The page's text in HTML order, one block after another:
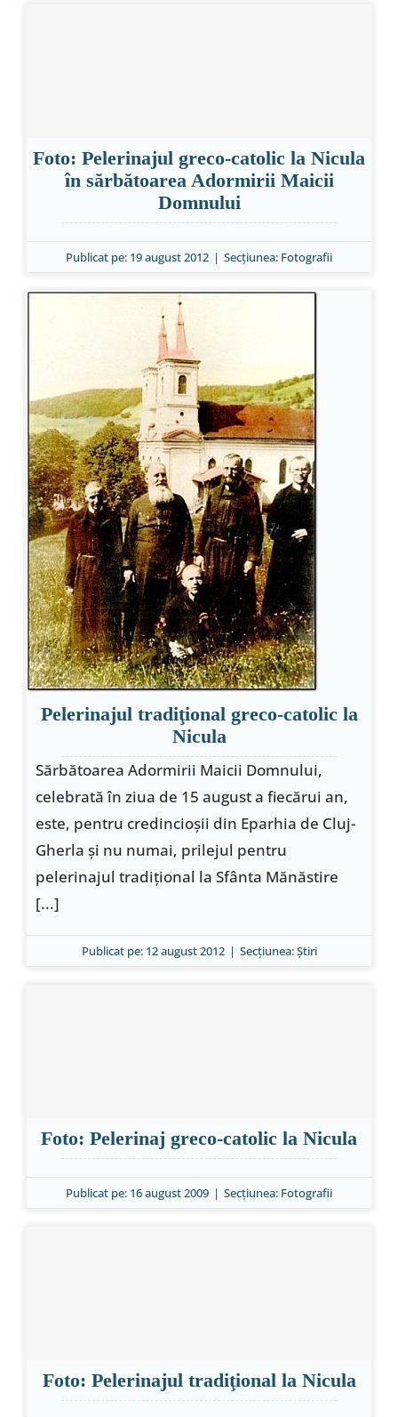
Foto: Pelerinajul greco-catolic la Nicula
în sărbătoarea Adormirii Maicii
Domnului
Publicat pe: 19 august 2012 | Secțiunea: Fotografii
Pelerinajul tradiţional greco-catolic la
Nicula
Sărbătoarea Adormirii Maicii Domnului,
celebrată în ziua de 15 august a fiecărui an,
este, pentru credincioşii din Eparhia de Cluj-
Gherla şi nu numai, prilejul pentru
pelerinajul tradiţional la Sfânta Mănăstire
[...]
Publicat pe: 12 august 2012 | Secțiunea:Ştiri
Foto: Pelerinaj greco-catolic la Nicula
Publicat pe: 16 august 2009 | Secțiunea: Fotografii
Foto: Pelerinajul tradiţional la Nicula